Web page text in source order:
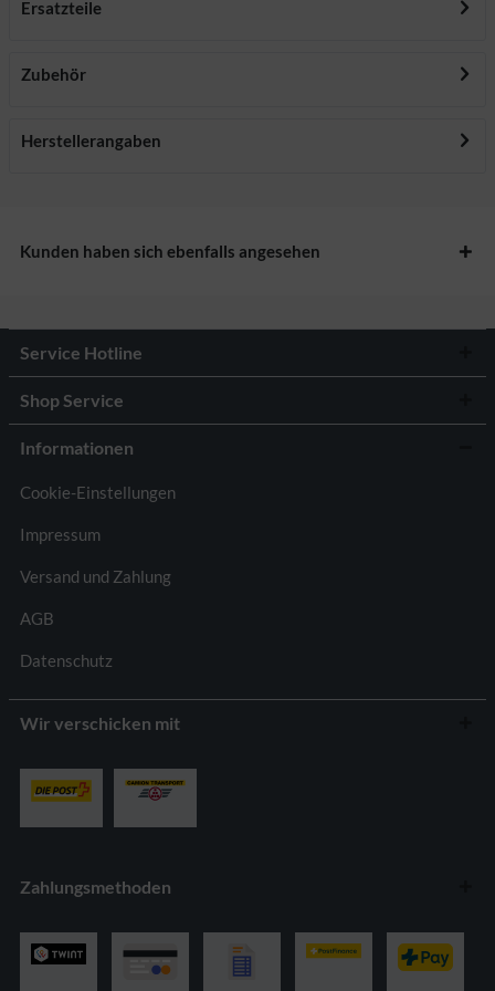
Ersatzteile
Zubehör
Herstellerangaben
Kunden haben sich ebenfalls angesehen
Service Hotline
Shop Service
Informationen
Cookie-Einstellungen
Impressum
Versand und Zahlung
AGB
Datenschutz
Wir verschicken mit
Zahlungsmethoden
Personalisierung